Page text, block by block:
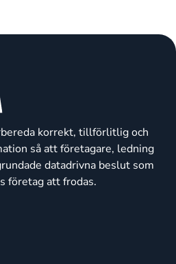
korrekt, tillförlitlig och
så att företagare, ledning
datadrivna beslut som
företag att frodas.